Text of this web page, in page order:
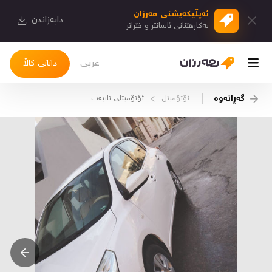
ئەپڵیكەیشنی هەرزان
بەكارهێنانی ئاسانتر و خێراتر دابەزاندن
دانانی کاڵا عربی
کاڵاکانم
دیاریکراوەکانم
دوا بینراوەکان
چات
گەڕانەوە ئۆتۆمبێل ئۆتۆمبێلی تایبه‌ت